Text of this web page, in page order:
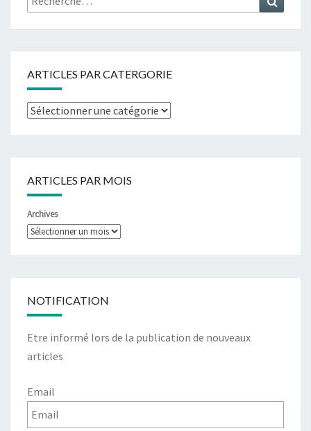
ARTICLES PAR CATERGORIE
ARTICLES PAR MOIS
Archives
NOTIFICATION
Etre informé lors de la publication de nouveaux
articles
Email